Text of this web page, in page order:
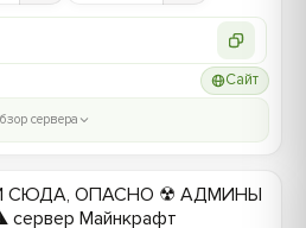
Сайт
сервера
СЮДА, ОПАСНО ☢ АДМИНЫ
Майнкрафт